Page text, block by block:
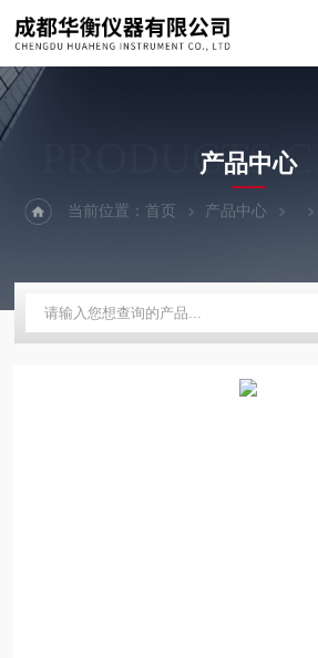
PRODUCTS
产品中心
当前位置：首页 产品中心